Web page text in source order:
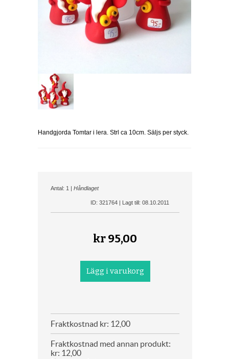
Handgjorda Tomtar i lera. Strl ca 10cm. Säljs per styck.
Antal: 1 | Håndlaget
ID: 321764 | Lagt till: 08.10.2011
kr95,00
Fraktkostnad kr: 12,00
Fraktkostnad med annan produkt:
kr: 12,00